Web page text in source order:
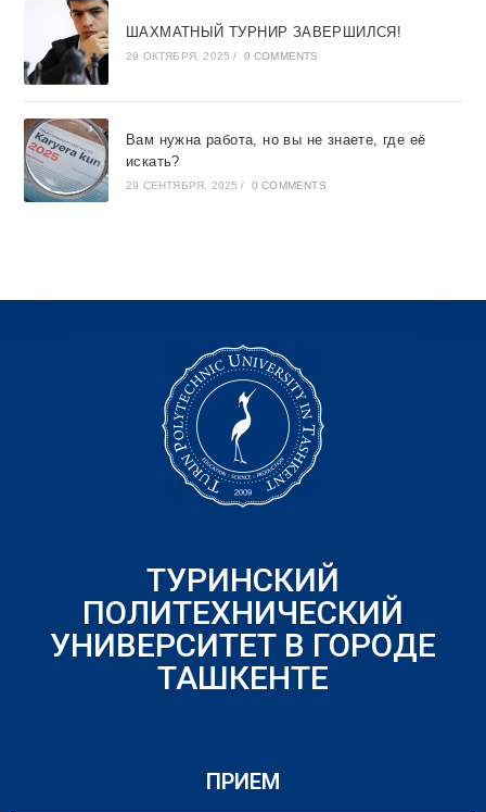
ШАХМАТНЫЙ ТУРНИР ЗАВЕРШИЛСЯ!
29 ОКТЯБРЯ, 2025 / 0 COMMENTS
Вам нужна работа, но вы не знаете, где её
искать?
29 СЕНТЯБРЯ, 2025 / 0 COMMENTS
ТУРИНСКИЙ
ПОЛИТЕХНИЧЕСКИЙ
УНИВЕРСИТЕТ В ГОРОДЕ
ТАШКЕНТЕ
ПРИЕМ